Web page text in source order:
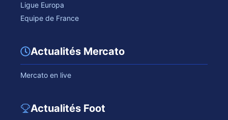
Ligue Europa
Equipe de France
Actualités Mercato
Mercato en live
Actualités Foot